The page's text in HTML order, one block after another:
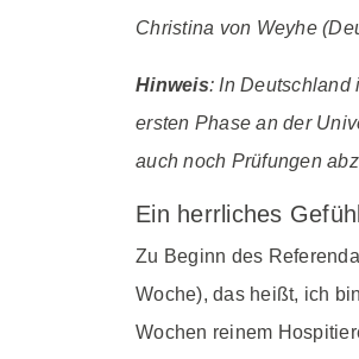
Christina von Weyhe
Hinweis: In Deutschland
ersten Phase an der
auch noch Prüfungen
Ein herrliches
Zu Beginn des
Woche), das heißt, ich
Wochen reinem